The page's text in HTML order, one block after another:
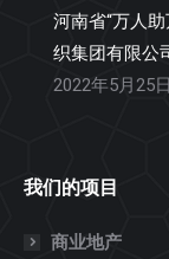
河南省“万人
织集团有限公
2022年5月25日
我们的项目
商业地产